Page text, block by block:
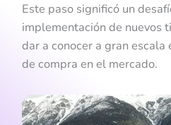
Este paso significó un
implementación de nuevos
dar a conocer a gran
de compra en el mercado.